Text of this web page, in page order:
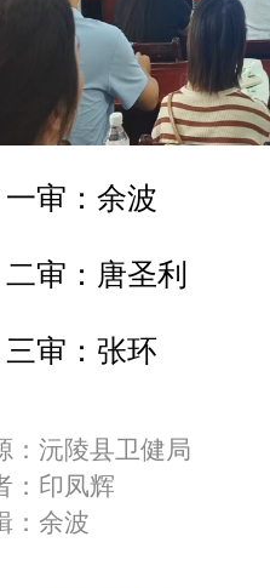
一审：余波
二审：唐圣利
三审：张环
：沅陵县卫健局
：印凤辉
：余波